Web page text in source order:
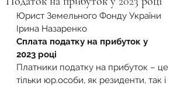
Юрист Земельного Фонду України
Ірина Назаренко
Сплата податку на прибуток у
2023 році
Платники податку на прибуток – це
тільки юр.особи, як резиденти, так і